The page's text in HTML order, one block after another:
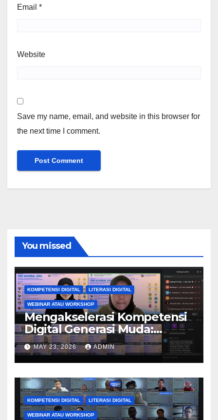
Email *
Website
Save my name, email, and website in this browser for
the next time I comment.
You missed
KOMPETENSI DIGITAL LITERASI DIGITAL
WEBINAR ATAU WORKSHOP
Mengakselerasi Kompetensi
Digital Generasi Muda:
Kolaborasi Nasional
Perguruan Tinggi Dorong
Kreativitas, AI, dan Personal
Branding melalui PkM 2026
MAY 23, 2026 ADMIN
KOMPETENSI DIGITAL LITERASI DIGITAL
WEBINAR ATAU WORKSHOP